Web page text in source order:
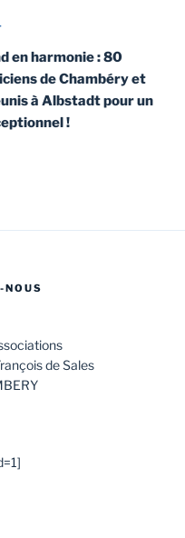
en harmonie : 80
de Chambéry et
à Albstadt pour un
!
NOUS
de Sales